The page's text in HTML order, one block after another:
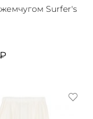
Surfer's